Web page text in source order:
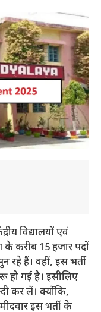
विद्यालयों एवं
के करीब 15 हजार पदों
रहे हैं। वहीं, इस भर्ती
हो गई है। इसीलिए
कर लें। क्योंकि,
इस भर्ती के